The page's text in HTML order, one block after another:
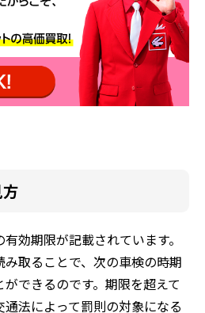
効期限が記載されています。
取ることで、次の車検の時期
できるのです。期限を超えて
法によって罰則の対象になる